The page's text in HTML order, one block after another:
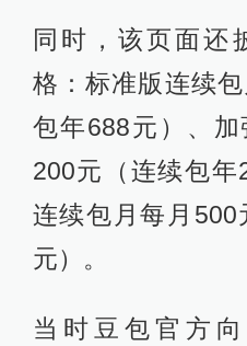
同时，该页面还
格：标准版连续
包年688元）、
200元（连续包年
连续包月每月500
元）。
当时豆包官方